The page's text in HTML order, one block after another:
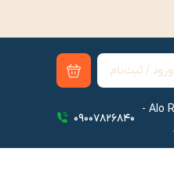
ورود / ثبت‌نام
Alo Runner -
09007826840